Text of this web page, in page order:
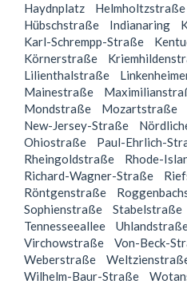
Haydnplatz
Helmholtzstraße
Hübschstraße
Indianaring
Karl-Schrempp-Straße
Körnerstraße
Lilienthalstraße
Mainestraße
Mondstraße
Mozartstraße
New-Jersey-Straße
Ohiostraße
Paul-Ehrlich-
Rheingoldstraße
Rhode-
Richard-Wagner-Straße
Röntgenstraße
Sophienstraße
Stabelstraße
Tennesseeallee
Virchowstraße
Von-Beck-
Weberstraße
Wilhelm-Baur-Straße